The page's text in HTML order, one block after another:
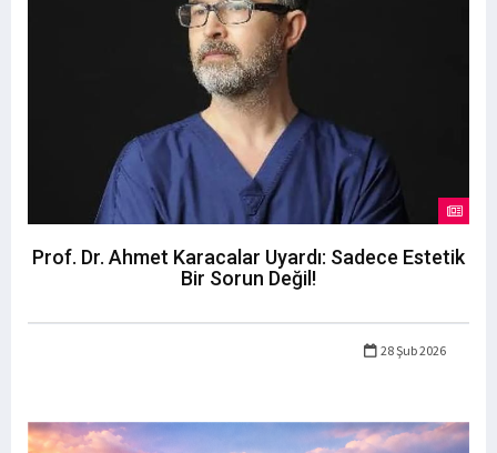
Prof. Dr. Ahmet Karacalar Uyardı: Sadece Estetik
Bir Sorun Değil!
28 Şub 2026